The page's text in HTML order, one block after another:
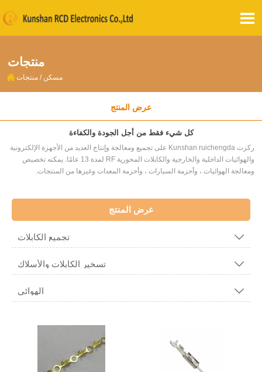

منتجات
 مسكن / منتجات
عرض المنتج
كل شيء فقط من أجل الجودة والكفاءة
ركزت Kunshan ruichengda على تجميع ومعالجة وإنتاج العديد من الأجهزة الإلكترونية
والهوائيات الداخلية والخارجية والكابلات المحورية RF لمدة 13 عامًا. يمكنه تخصيص
ومعالجة الهوائيات ، وأحزمة السيارات ، وأحزمة المعدات وغيرها من المنتجات.
عرض المنتج
تجميع الكابلات 
تسخير الكابلات والأسلاك 
الهوائي 